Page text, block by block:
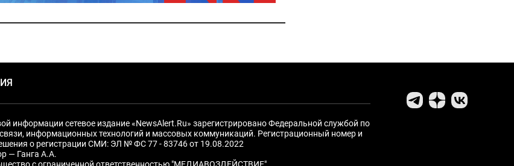
информации сетевое издание «NewsAlert.Ru» зарегистрировано Федеральной службой по
информационных технологий и массовых коммуникаций. Регистрационный номер и
о регистрации СМИ: ЭЛ № ФС 77 - 83746 от 19.08.2022
— Ганга А.А.